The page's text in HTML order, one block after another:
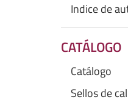
Indice de
CATÁLOGO
Catálogo
Sellos de